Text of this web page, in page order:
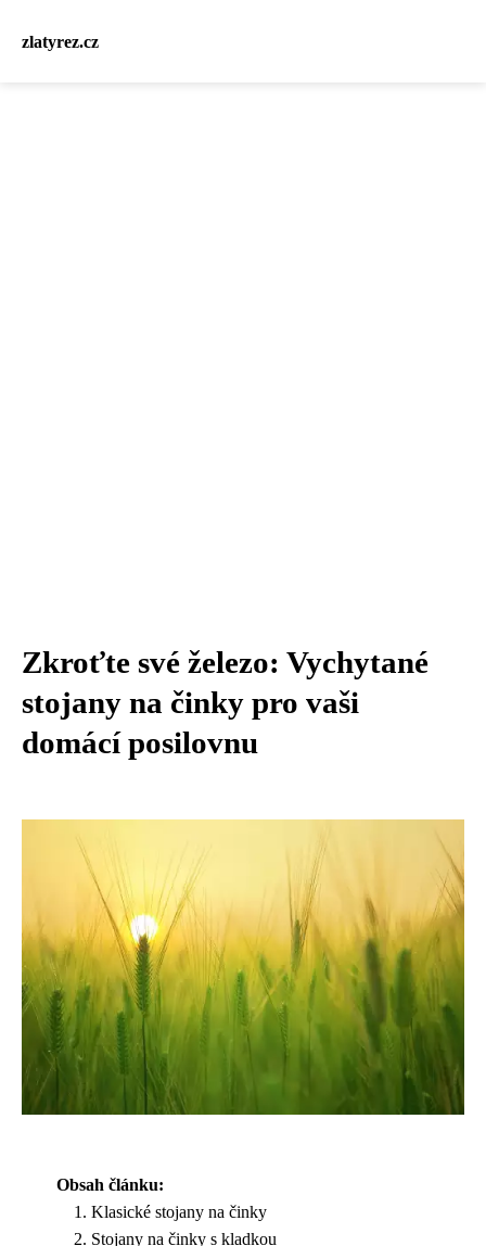
zlatyrez.cz
Zkroťte své železo: Vychytané
stojany na činky pro vaši
domácí posilovnu
Obsah článku:
Klasické stojany na činky
Stojany na činky s kladkou